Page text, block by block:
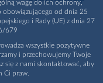
wagę do ich ochrony,
obowiązującego od dnia 25
i Rady (UE) z dnia 27
679
wszystkie pozytywne
i przechowujemy Twoje
się z nami skontaktować, aby
Ci praw.